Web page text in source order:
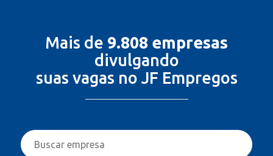
Mais de 9.808 empresas
divulgando
suas vagas no JF Empregos